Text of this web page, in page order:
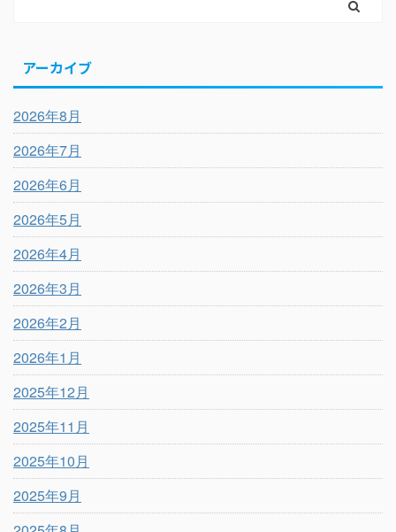
アーカイブ
2026年8月
2026年7月
2026年6月
2026年5月
2026年4月
2026年3月
2026年2月
2026年1月
2025年12月
2025年11月
2025年10月
2025年9月